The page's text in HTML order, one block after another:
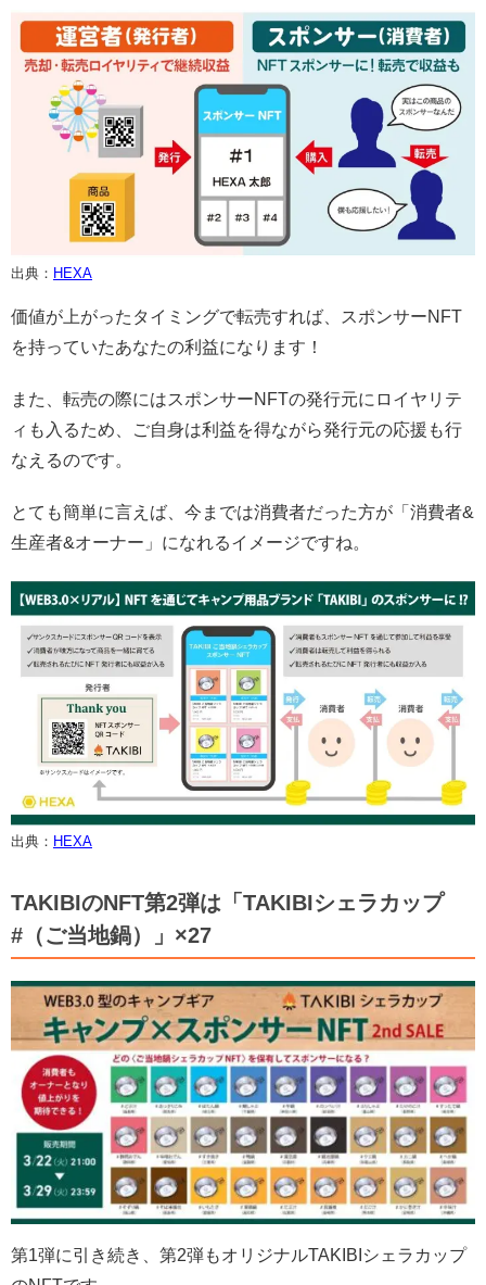
出典： HEXA
価値が上がったタイミングで転売すれば、スポンサーNFT
を持っていたあなたの利益になります！
また、転売の際にはスポンサーNFTの発行元にロイヤリテ
ィも入るため、ご自身は利益を得ながら発行元の応援も行
なえるのです。
とても簡単に言えば、今までは消費者だった方が「消費者&
生産者&オーナー」になれるイメージですね。
出典： HEXA
TAKIBIのNFT第2弾は「TAKIBIシェラカップ
#（ご当地鍋）」×27
第1弾に引き続き、第2弾もオリジナルTAKIBIシェラカップ